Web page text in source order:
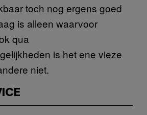
toch nog ergens goed
is alleen waarvoor
qua
is het ene vieze
niet.